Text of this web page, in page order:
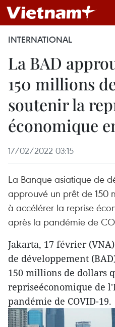
INTERNATIONAL
La BAD
150 millions
soutenir la
économique
17/02/2022 03:15
La Banque asiatique de
approuvé un prêt de 150
à accélérer la reprise
après la pandémie de
Jakarta, 17 février
de développement
150 millions de dollars
repriseéconomique de
pandémie de COVID-19.